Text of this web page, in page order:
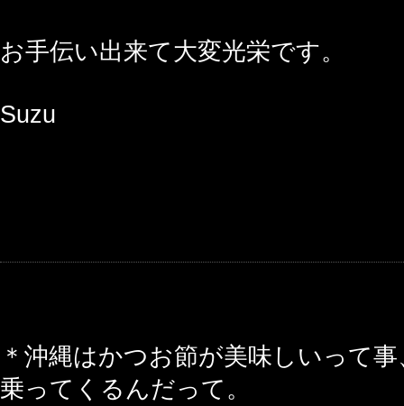
お手伝い出来て大変光栄です。
Suzu
＊沖縄はかつお節が美味しいって
乗ってくるんだって。